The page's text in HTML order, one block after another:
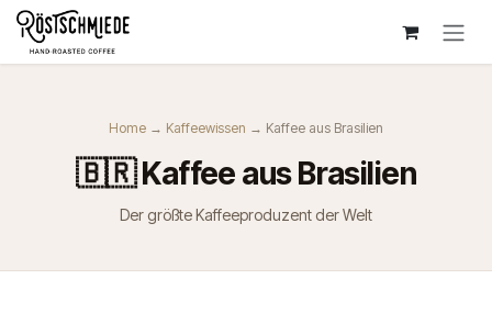
Zum Inhalt springen
Home → Kaffeewissen → Kaffee aus Brasilien
🇧🇷 Kaffee aus Brasilien
Der größte Kaffeeproduzent der Welt